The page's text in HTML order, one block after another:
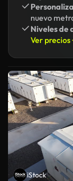
nuevo
Niveles de
Ver precios
iStock